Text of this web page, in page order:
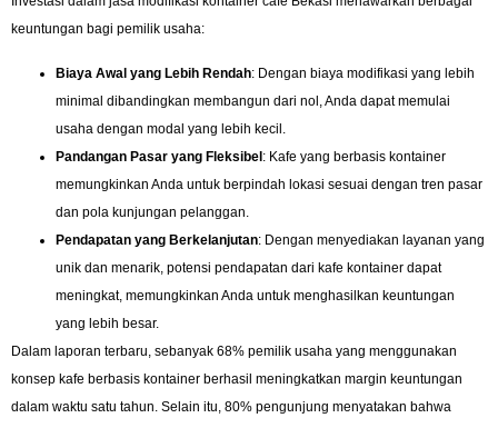
keuntungan bagi pemilik usaha:
Biaya Awal yang Lebih Rendah: Dengan biaya modifikasi yang lebih
minimal dibandingkan membangun dari nol, Anda dapat memulai
usaha dengan modal yang lebih kecil.
Pandangan Pasar yang Fleksibel: Kafe yang berbasis kontainer
memungkinkan Anda untuk berpindah lokasi sesuai dengan tren pasar
dan pola kunjungan pelanggan.
Pendapatan yang Berkelanjutan: Dengan menyediakan layanan yang
unik dan menarik, potensi pendapatan dari kafe kontainer dapat
meningkat, memungkinkan Anda untuk menghasilkan keuntungan
yang lebih besar.
Dalam laporan terbaru, sebanyak 68% pemilik usaha yang menggunakan
konsep kafe berbasis kontainer berhasil meningkatkan margin keuntungan
dalam waktu satu tahun. Selain itu, 80% pengunjung menyatakan bahwa